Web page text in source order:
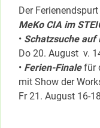
Der
MeKo CIA im
• Schatzsuche auf
Do 20. August v.
• Ferien-Finalefür
mit Show der
Fr 21. August 16-